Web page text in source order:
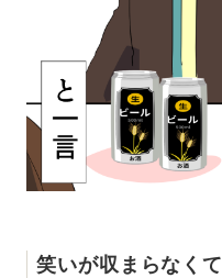
笑いが収まらなくて